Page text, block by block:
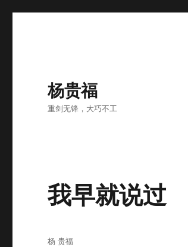
杨贵福
重剑无锋，大巧不工
我早就说过
Author
杨 贵福